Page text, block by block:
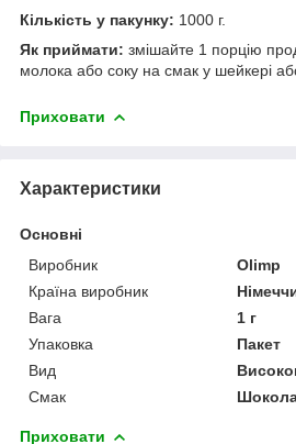
Кількість у пакунку: 1000 г.
Як приймати: змішайте 1 порцію
молока або соку на смак у шейкері
Приховати
Характеристики
Основні
Виробник
Olimp
Країна виробник
Вага
1 г
Упаковка
Пакет
Вид
Смак
Приховати